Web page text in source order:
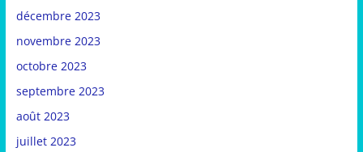
décembre 2023
novembre 2023
octobre 2023
septembre 2023
août 2023
juillet 2023